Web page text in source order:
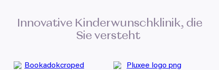
Innovative Kinderwunschklinik, die
Sie versteht